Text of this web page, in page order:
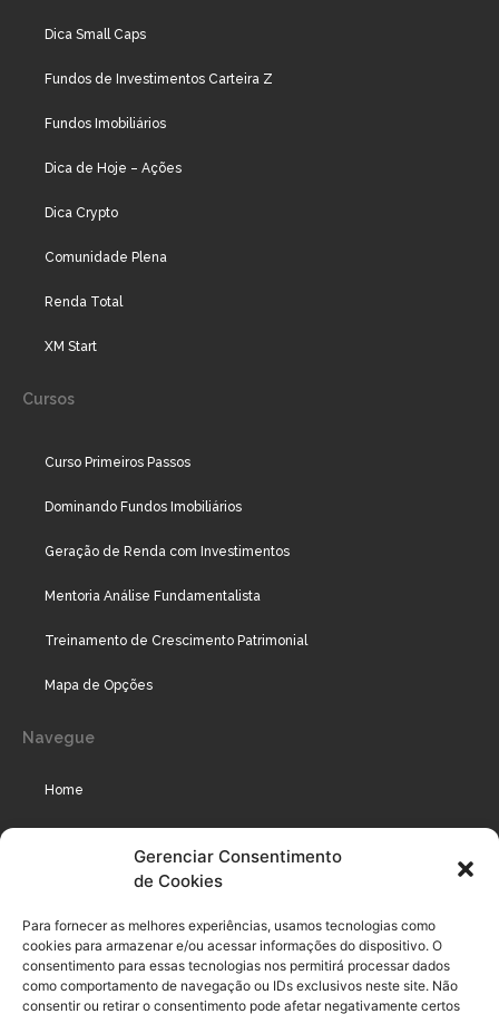
Gerenciar Consentimento
de Cookies
Para fornecer as melhores experiências, usamos tecnologias como
cookies para armazenar e/ou acessar informações do dispositivo. O
consentimento para essas tecnologias nos permitirá processar dados
como comportamento de navegação ou IDs exclusivos neste site. Não
consentir ou retirar o consentimento pode afetar negativamente certos
Dica Small Caps
Fundos de Investimentos Carteira Z
Fundos Imobiliários
Dica de Hoje – Ações
Dica Crypto
Comunidade Plena
Renda Total
XM Start
Cursos
Curso Primeiros Passos
Dominando Fundos Imobiliários
Geração de Renda com Investimentos
Mentoria Análise Fundamentalista
Treinamento de Crescimento Patrimonial
Mapa de Opções
Navegue
Home
Podcast
Legal